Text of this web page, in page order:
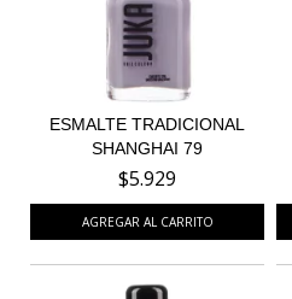
ESMALTE TRADICIONAL
SHANGHAI 79
$5.929